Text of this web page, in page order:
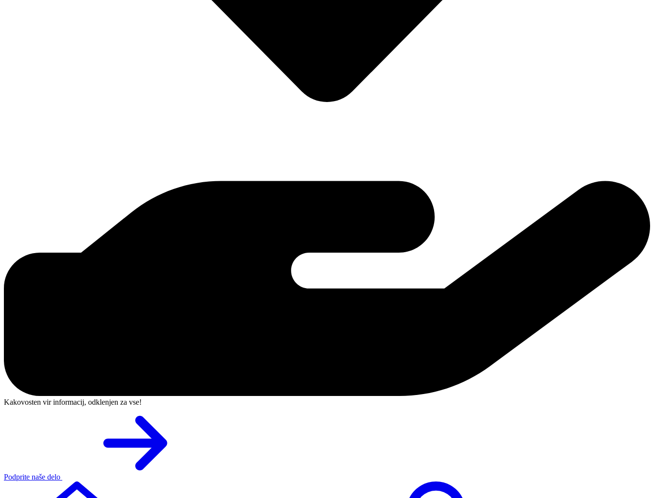
Kakovosten vir informacij, odklenjen za vse!
Podprite naše delo